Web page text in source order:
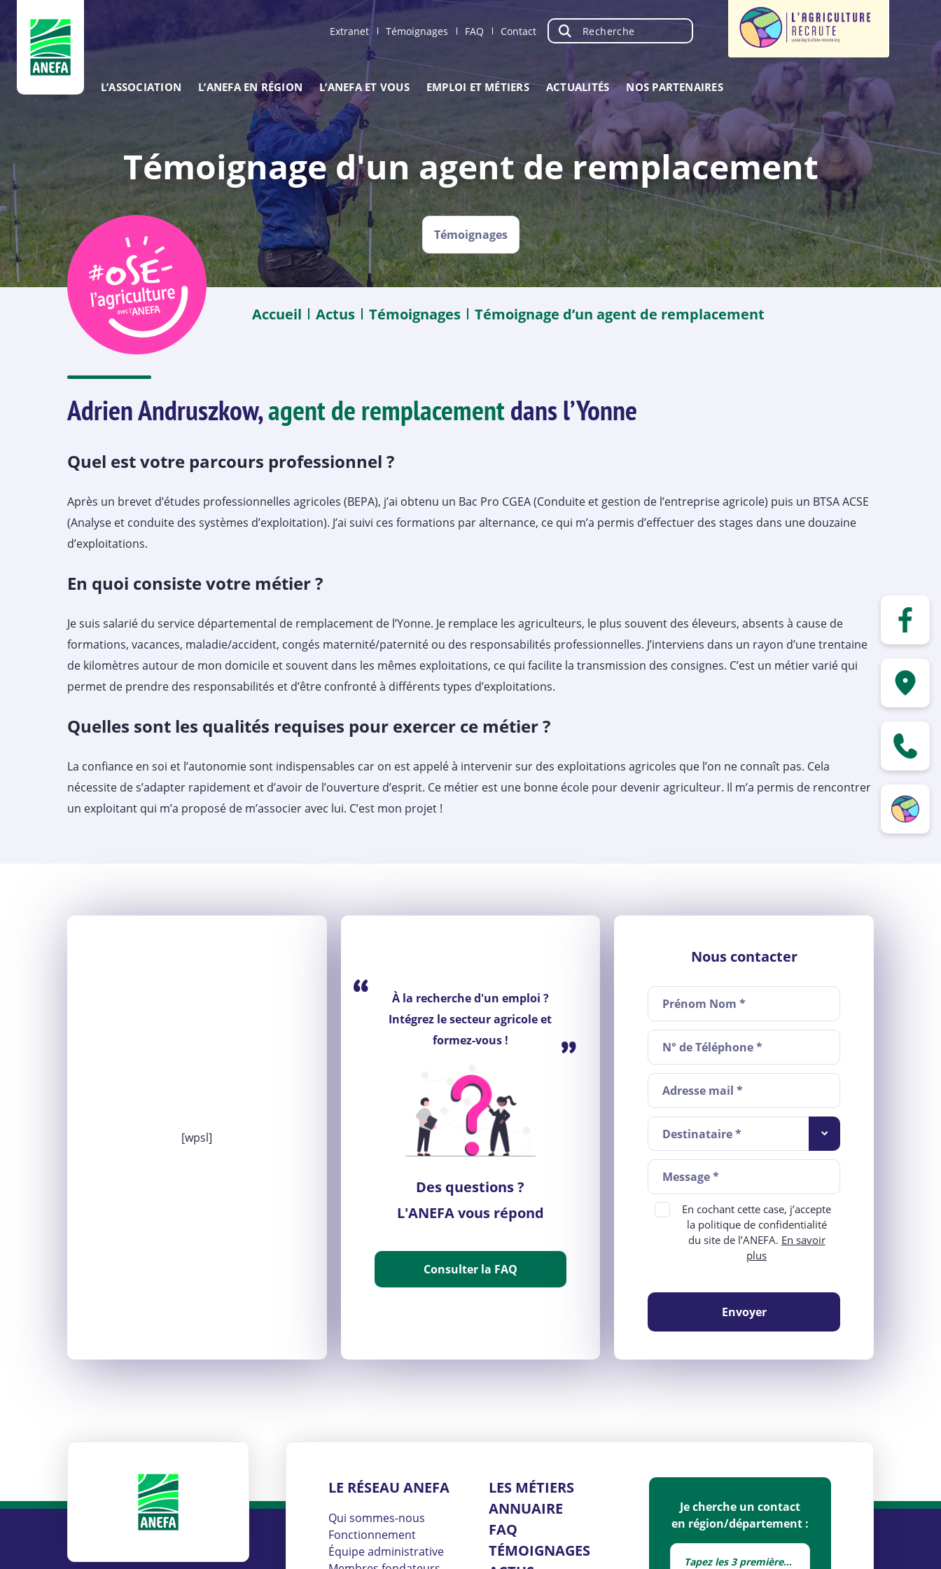
Extranet Témoignages FAQ Contact Recherche
OK
L’ASSOCIATION L’ANEFA EN RÉGION L’ANEFA ET VOUS EMPLOI ET MÉTIERS ACTUALITÉS NOS PARTENAIRES
Témoignage d'un agent de remplacement
Témoignages
Accueil Actus Témoignages Témoignage d’un agent de remplacement
Adrien Andruszkow,agent de remplacementdans l’Yonne
Quel est votre parcours professionnel ?
Après un brevet d’études professionnelles agricoles (BEPA), j’ai obtenu un Bac Pro CGEA (Conduite et gestion de l’entreprise agricole) puis un BTSA ACSE
(Analyse et conduite des systèmes d’exploitation). J’ai suivi ces formations par alternance, ce qui m’a permis d’effectuer des stages dans une douzaine
d’exploitations.
En quoi consiste votre métier ?
Je suis salarié du service départemental de remplacement de l’Yonne. Je remplace les agriculteurs, le plus souvent des éleveurs, absents à cause de
formations, vacances, maladie/accident, congés maternité/paternité ou des responsabilités professionnelles. J’interviens dans un rayon d’une trentaine
de kilomètres autour de mon domicile et souvent dans les mêmes exploitations, ce qui facilite la transmission des consignes. C’est un métier varié qui
permet de prendre des responsabilités et d’être confronté à différents types d’exploitations.
Quelles sont les qualités requises pour exercer ce métier ?
La confiance en soi et l’autonomie sont indispensables car on est appelé à intervenir sur des exploitations agricoles que l’on ne connaît pas. Cela
nécessite de s’adapter rapidement et d’avoir de l’ouverture d’esprit. Ce métier est une bonne école pour devenir agriculteur. Il m’a permis de rencontrer
un exploitant qui m’a proposé de m’associer avec lui. C’est mon projet !
[wpsl]
“
À la recherche d'un emploi ?
Intégrez le secteur agricole et
formez-vous !
”
Des questions ?
L'ANEFA vous répond
Consulter la FAQ
Nous contacter
Destinataire *
En cochant cette case, j’accepte
la politique de confidentialité
du site de l’ANEFA. En savoir
plus
Envoyer
LE RÉSEAU ANEFA
Qui sommes-nous
Fonctionnement
Équipe administrative
LES MÉTIERS
ANNUAIRE
FAQ
TÉMOIGNAGES
Je cherche un contact
en région/département :
Tapez les 3 premières lettres